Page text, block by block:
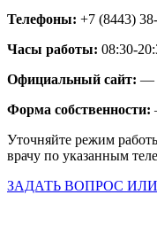
Телефоны: +7 (8443)
Часы работы: 08:30-
Официальный сайт: —
Форма собственности:
Уточняйте режим
врачу по указанным
ЗАДАТЬ ВОПРОС